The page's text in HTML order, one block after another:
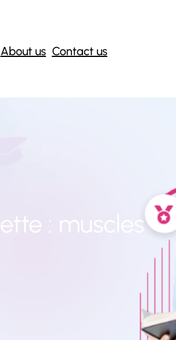
About us Contact us
: muscles